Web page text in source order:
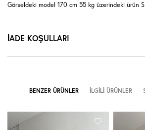
Görseldeki model 170 cm 55 kg üzerindeki ürün
İADE KOŞULLARI
BENZER ÜRÜNLER İLGILI ÜRÜNLER